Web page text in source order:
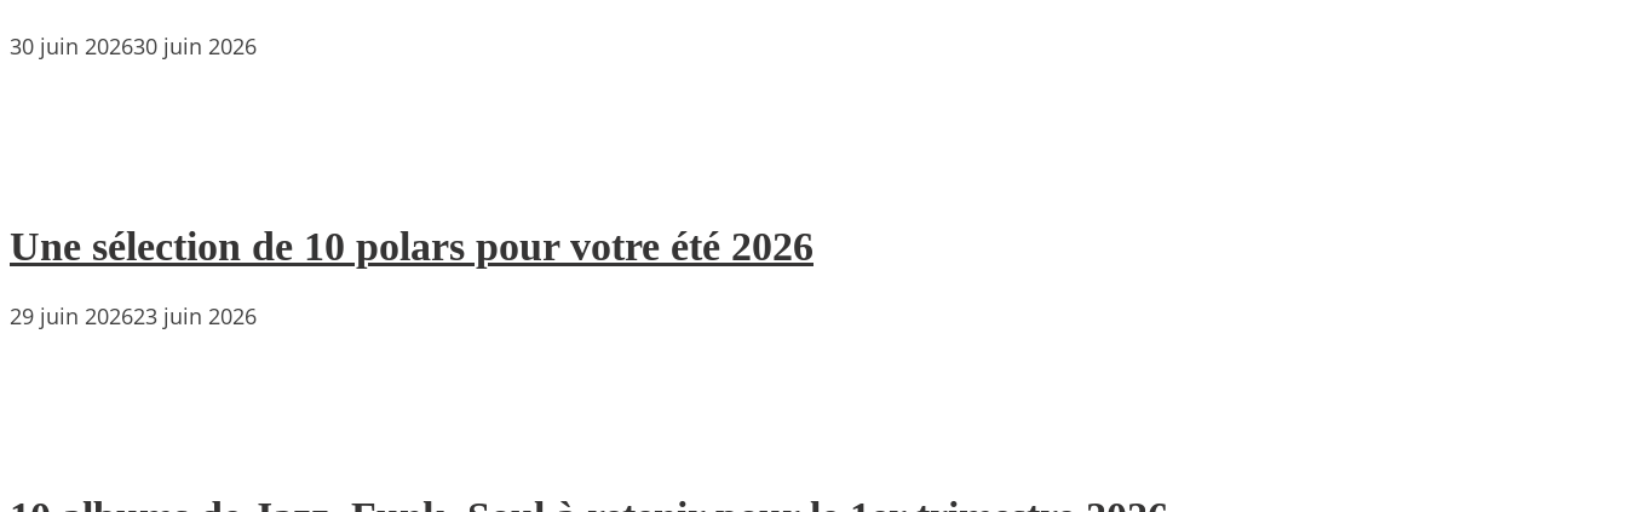
30 juin 202630 juin 2026
Une sélection de 10 polars pour votre été 2026
29 juin 202623 juin 2026